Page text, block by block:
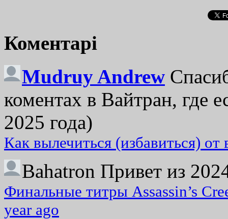
Коментарі
Mudruy Andrew
коментах в Вайтран, где
2025 года)
Как вылечиться (избавиться)
Bahatron Привет из
Финальные титры Assassin’s
year ago